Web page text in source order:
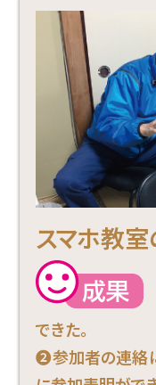
スマホ教
できた。
❷参加者の連絡